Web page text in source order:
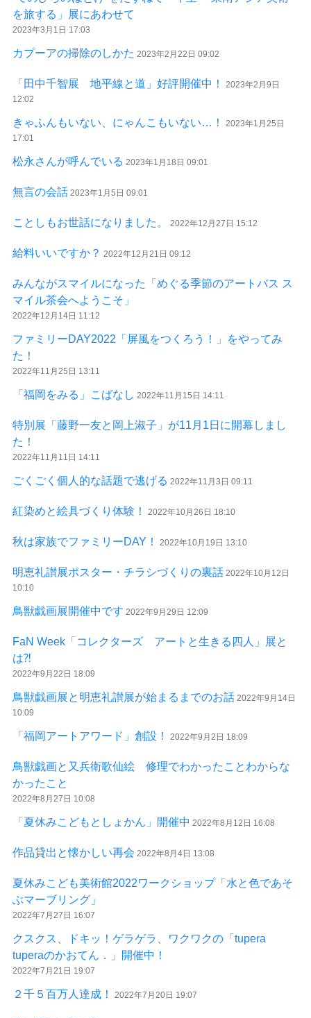
を旅する」展にあわせて
2023年3月1日 17:03
カプーアの掃除のしかた 2023年2月22日 09:02
「田中千智展 地平線と道」好評開催中！
2023年2月9日
12:02
きゃふんもいない、にゃんこもいない…！
2023年1月25日
17:01
松永さんが呼んでいる 2023年1月18日 09:01
無言の会話 2023年1月5日 09:01
ことしもお世話になりました。 2022年12月27日 15:12
給料いいですか？ 2022年12月21日 09:12
みんながスマイルになった「めぐる季節のアートバス ス
マイル茶会へようこそ」
2022年12月14日 11:12
ファミリーDAY2022「屏風をつくろう！」をやってみ
た！
2022年11月25日 13:11
「福岡をみる」こばなし 2022年11月15日 14:11
特別展「藤野一友と岡上淑子」が11月1日に開幕しまし
た！
2022年11月11日 14:11
ごくごく個人的な話題で逃げる 2022年11月3日 09:11
紅染めと絵具づくり体験！ 2022年10月26日 18:10
秋は家族でファミリーDAY！ 2022年10月19日 13:10
明恵礼讃展ポスター・チラシづくりの裏話 2022年10月12日
10:10
鳥獣戯画展開催中です 2022年9月29日 12:09
FaN Week「コレクターズ アートと生きる四人」展と
は⁈
2022年9月22日 18:09
鳥獣戯画展と明恵礼讃展が始まるまでのお話 2022年9月14日
10:09
「福岡アートアワード」創設！ 2022年9月2日 18:09
鳥獣戯画と又兵衛歌仙絵 修理でわかったことわからな
かったこと
2022年8月27日 10:08
「夏休みこどもとしょかん」開催中 2022年8月12日 16:08
作品貸出と懐かしい再会 2022年8月4日 13:08
夏休みこども美術館2022ワークショップ「水と色であそ
ぶマーブリング」
2022年7月27日 16:07
クスクス、ドキッ！ゲラゲラ、ワクワクの「tupera
tuperaのかおてん．」開催中！
2022年7月21日 19:07
２千５百万人達成！ 2022年7月20日 19:07